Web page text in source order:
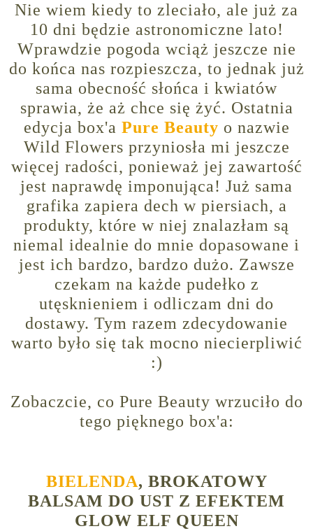
Nie wiem kiedy to zleciało, ale już za
10 dni będzie astronomiczne lato!
Wprawdzie pogoda wciąż jeszcze nie
do końca nas rozpieszcza, to jednak już
sama obecność słońca i kwiatów
sprawia, że aż chce się żyć. Ostatnia
edycja box'a Pure Beauty o nazwie
Wild Flowers przyniosła mi jeszcze
więcej radości, ponieważ jej zawartość
jest naprawdę imponująca! Już sama
grafika zapiera dech w piersiach, a
produkty, które w niej znalazłam są
niemal idealnie do mnie dopasowane i
jest ich bardzo, bardzo dużo. Zawsze
czekam na każde pudełko z
utęsknieniem i odliczam dni do
dostawy. Tym razem zdecydowanie
warto było się tak mocno niecierpliwić
:)
Zobaczcie, co Pure Beauty wrzuciło do
tego pięknego box'a:
BIELENDA, BROKATOWY
BALSAM DO UST Z EFEKTEM
GLOW ELF QUEEN